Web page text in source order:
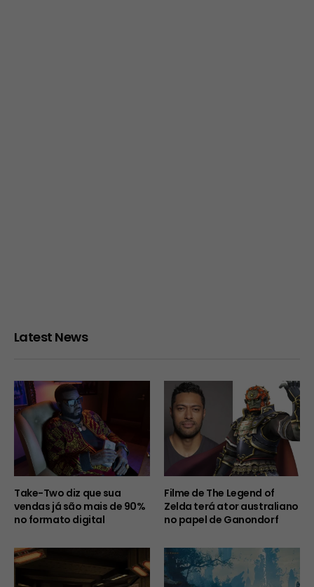
Latest News
Take-Two diz que sua
vendas já são mais de 90%
no formato digital
Filme de The Legend of
Zelda terá ator australiano
no papel de Ganondorf